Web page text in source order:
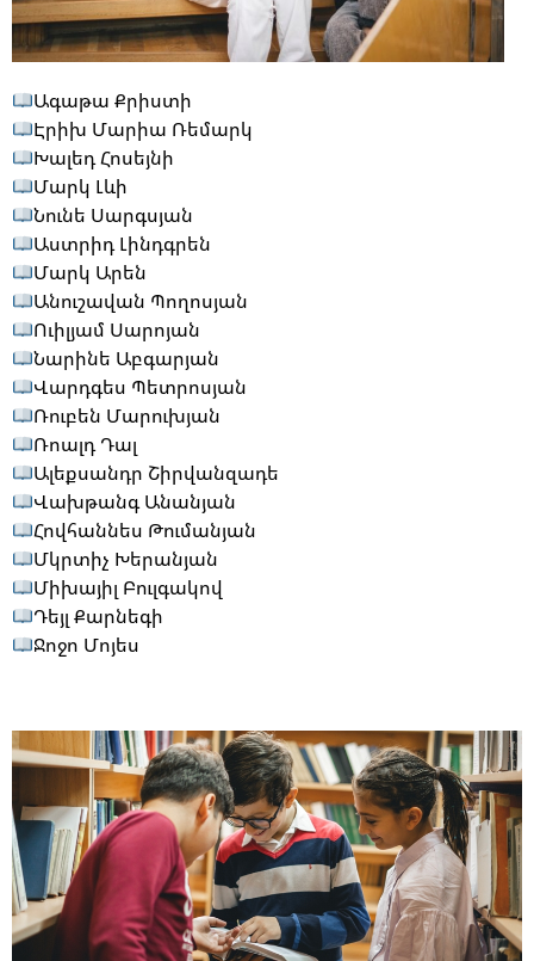
Ագաթա Քրիստի
Էրիխ Մարիա Ռեմարկ
Խալեդ Հոսեյնի
Մարկ Լևի
Նունե Սարգսյան
Աստրիդ Լինդգրեն
Մարկ Արեն
Անուշավան Պողոսյան
Ուիլյամ Սարոյան
Նարինե Աբգարյան
Վարդգես Պետրոսյան
Ռուբեն Մարուխյան
Ռոալդ Դալ
Ալեքսանդր Շիրվանզադե
Վախթանգ Անանյան
Հովհաննես Թումանյան
Մկրտիչ Խերանյան
Միխայիլ Բուլգակով
Դեյլ Քարնեգի
Ջոջո Մոյես